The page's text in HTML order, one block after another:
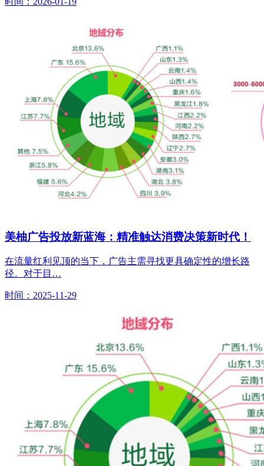
美柚广告投放新蓝海：精准触达消费决策新时代！
在流量红利见顶的当下，广告主需寻找更具确定性的增长路
径。对于目…
时间：2025-11-29